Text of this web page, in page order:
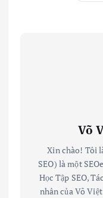
Võ
Xin chào! Tôi
SEO) là một
Học Tập SEO,
nhân của Võ